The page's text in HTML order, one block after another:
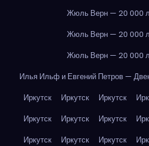
Жюль Верн — 20 000
Жюль Верн — 20 000
Жюль Верн — 20 000
Илья Ильф и Евгений Петров —
Иркутск
Иркутск Иркутск
Иркутск
Иркутск Иркутск
Иркутск
Иркутск Иркутск